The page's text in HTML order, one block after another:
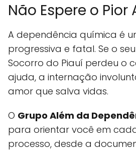
Não Espere o
A dependência química é
progressiva e fatal. Se o
Socorro do Piauí perdeu o
ajuda, a internação
amor que salva vidas.
O Grupo Além da
para orientar você em
processo, desde a